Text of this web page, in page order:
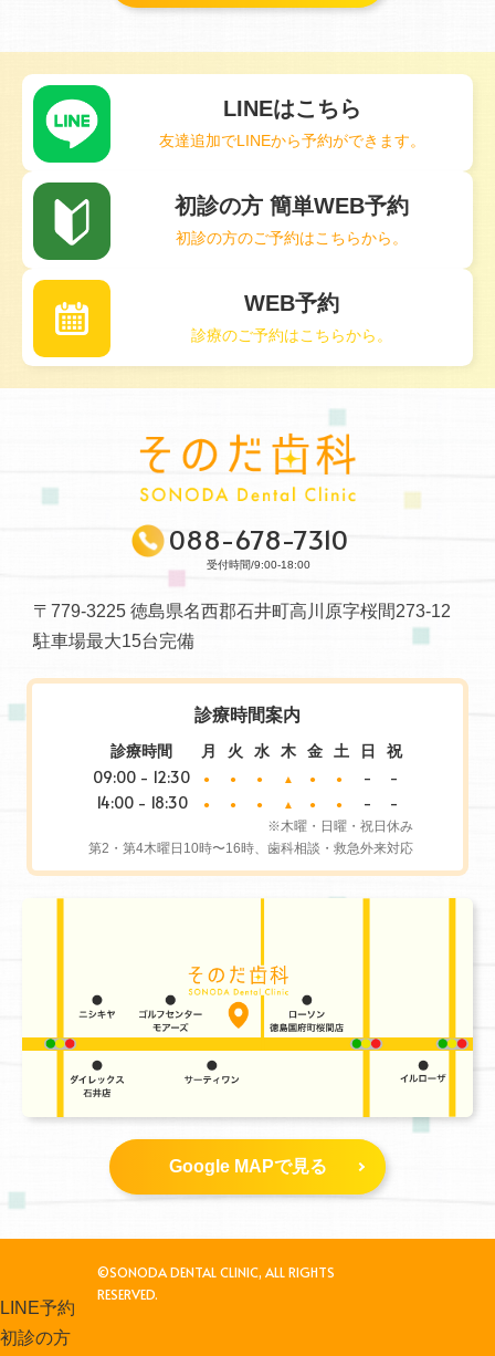
LINEはこちら
友達追加でLINEから予約ができます。
初診の方 簡単WEB予約
初診の方のご予約はこちらから。
WEB予約
診療のご予約はこちらから。
088-678-7310
受付時間/9:00-18:00
〒779-3225 徳島県名西郡石井町高川原字桜間273-12
駐車場最大15台完備
診療時間案内
診療時間 月 火 水 木 金 土 日 祝
09:00 - 12:30 ● ● ● ▲ ● ● -
-
14:00 - 18:30
● ● ● ▲ ● ● - -
※木曜・日曜・祝日休み
第2・第4木曜日10時〜16時、歯科相談・救急外来対応
Google MAPで見る
LINE予約
初診の方
©SONODA DENTAL CLINIC, ALL RIGHTS
RESERVED.